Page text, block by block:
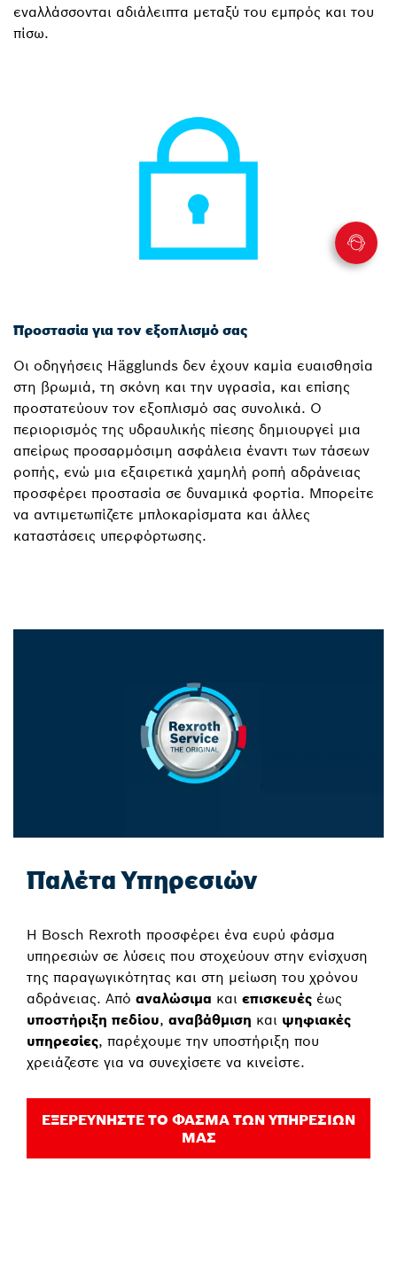
εναλλάσσονται αδιάλειπτα μεταξύ του εμπρός και του
πίσω.
Προστασία για τον εξοπλισμό σας
Οι οδηγήσεις Hägglunds δεν έχουν καμία ευαισθησία
στη βρωμιά, τη σκόνη και την υγρασία, και επίσης
προστατεύουν τον εξοπλισμό σας συνολικά. Ο
περιορισμός της υδραυλικής πίεσης δημιουργεί μια
απείρως προσαρμόσιμη ασφάλεια έναντι των τάσεων
ροπής, ενώ μια εξαιρετικά χαμηλή ροπή αδράνειας
προσφέρει προστασία σε δυναμικά φορτία. Μπορείτε
να αντιμετωπίζετε μπλοκαρίσματα και άλλες
καταστάσεις υπερφόρτωσης.
Παλέτα Υπηρεσιών
Η Bosch Rexroth προσφέρει ένα ευρύ φάσμα
υπηρεσιών σε λύσεις που στοχεύουν στην ενίσχυση
της παραγωγικότητας και στη μείωση του χρόνου
αδράνειας. Από αναλώσιμα και επισκευές έως
υποστήριξη πεδίου, αναβάθμιση και ψηφιακές
υπηρεσίες, παρέχουμε την υποστήριξη που
χρειάζεστε για να συνεχίσετε να κινείστε.
ΕΞΕΡΕΥΝΗΣΤΕ ΤΟ ΦΑΣΜΑ ΤΩΝ ΥΠΗΡΕΣΙΩΝ
ΜΑΣ